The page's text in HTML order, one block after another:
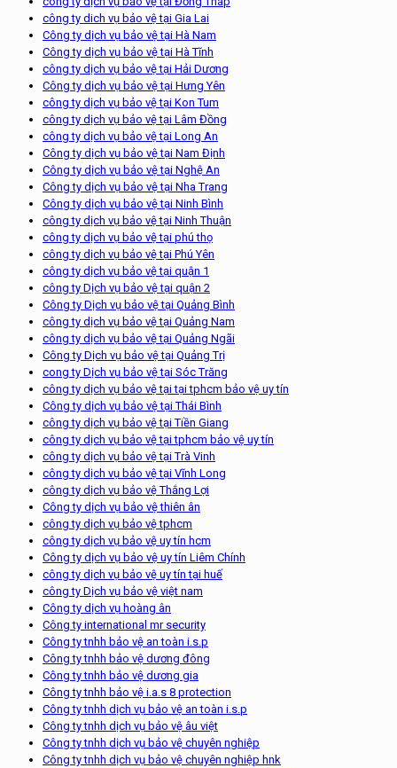
công ty dich vụ bảo vệ tại Gia Lai
Công ty dịch vụ bảo vệ tại Hà Nam
Công ty dịch vụ bảo vệ tại Hà Tĩnh
công ty dịch vụ bảo vệ tại Hải Dương
Công ty dịch vụ bảo vệ tại Hưng Yên
công ty dịch vụ bảo vệ tại Kon Tum
công ty dịch vụ bảo vệ tại Lâm Đồng
công ty dịch vụ bảo vệ tại Long An
Công ty dịch vụ bảo vệ tại Nam Định
Công ty dịch vụ bảo vệ tại Nghệ An
Công ty dịch vụ bảo vệ tại Nha Trang
Công ty dịch vụ bảo vệ tại Ninh Bình
công ty dịch vụ bảo vệ tại Ninh Thuận
công ty dịch vụ bảo vệ tại phú thọ
công ty dịch vụ bảo vệ tại Phú Yên
công ty dịch vụ bảo vệ tại quận 1
công ty Dịch vụ bảo vệ tại quận 2
Công ty Dịch vụ bảo vệ tại Quảng Bình
công ty dịch vụ bảo vệ tại Quảng Nam
công ty dịch vụ bảo vệ tại Quảng Ngãi
Công ty Dịch vụ bảo vệ tại Quảng Trị
cong ty Dịch vụ bảo vệ tại Sóc Trăng
công ty dịch vụ bảo vệ tại tại tphcm bảo vệ uy tín
Công ty dịch vụ bảo vệ tại Thái Bình
công ty dịch vụ bảo vệ tại Tiền Giang
công ty dịch vụ bảo vệ tại tphcm bảo vệ uy tín
công ty dịch vụ bảo vệ tại Trà Vinh
công ty dịch vụ bảo vệ tại Vĩnh Long
công ty dịch vụ bảo vệ Thắng Lợi
Công ty dịch vụ bảo vệ thiên ân
công ty dịch vụ bảo vệ tphcm
công ty dịch vụ bảo vệ uy tín hcm
Công ty dịch vụ bảo vệ uy tín Liêm Chính
công ty dịch vụ bảo vệ uy tín tại huế
công ty Dịch vụ bảo vệ việt nam
Công ty dịch vụ hoàng ân
Công ty international mr security
Công ty tnhh bảo vệ an toàn i.s.p
Công ty tnhh bảo vệ dương đông
Công ty tnhh bảo vệ dương gia
Công ty tnhh bảo vệ i.a.s 8 protection
Công ty tnhh dịch vụ bảo vệ an toàn i.s.p
Công ty tnhh dịch vụ bảo vệ âu việt
Công ty tnhh dịch vụ bảo vệ chuyên nghiệp
Công ty tnhh dịch vụ bảo vệ chuyên nghiệp hnk